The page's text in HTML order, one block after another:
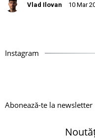
Vlad Ilovan 10 Mar
Instagram
Abonează-te la newsletter